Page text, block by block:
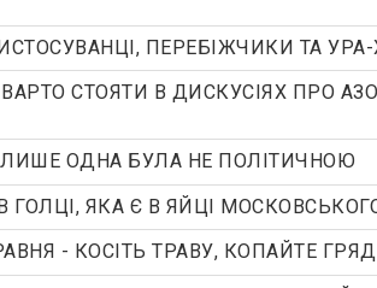
ПЕРЕБІЖЧИКИ ТА
СТОЯТИ В ДИСКУСІЯХ ПРО
ОДНА БУЛА НЕ ПОЛІТИЧНОЮ
ЯКА Є В ЯЙЦІ МОСКОВСЬКОГО
- КОСІТЬ ТРАВУ, КОПАЙТЕ